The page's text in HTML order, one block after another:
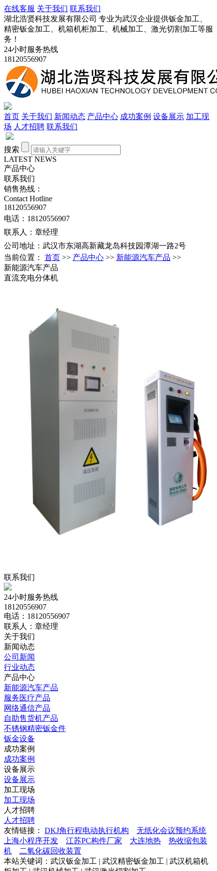
在线客服 关于我们 联系我们
湖北浩贤科技发展有限公司 专业为武汉企业提供钣金加工、
精密钣金加工、机箱机柜加工、机械加工、激光切割加工等服
务！
24小时服务热线
18120556907
首页 关于我们 新闻动态 产品中心 成功案例 设备展示 加工现
场 人才招聘 联系我们
搜索
LATEST NEWS
产品中心
联系我们
销售热线：
Contact Hotline
18120556907
电话：18120556907
联系人：章经理
公司地址：武汉市东湖高新藏龙岛科技园潭湖一路2号
当前位置： 首页 >> 产品中心 >> 新能源汽车产品 >>
新能源汽车产品
直流充电分体机
联系我们
24小时服务热线
18120556907
电话：18120556907
联系人：章经理
关于我们
新闻动态
公司新闻
行业动态
产品中心
新能源汽车产品
服务医疗产品
网络通信产品
自助售货机产品
不锈钢精密钣金件
钣金设备
成功案例
成功案例
设备展示
设备展示
加工现场
加工现场
人才招聘
人才招聘
友情链接： DKJ角行程电动执行机构
无纸化会议预约系统
上海小程序开发
江苏PC构件厂家 大连地热
热收缩包装
机
二氧化碳回收装置
本站关键词：武汉钣金加工 | 武汉精密钣金加工 | 武汉机箱机